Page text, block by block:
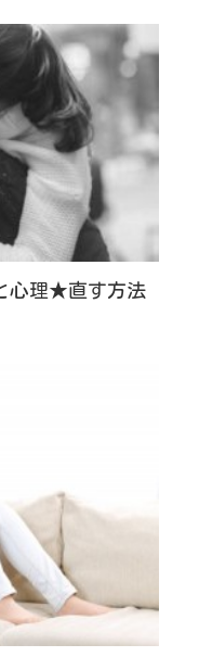
心理★直す方法